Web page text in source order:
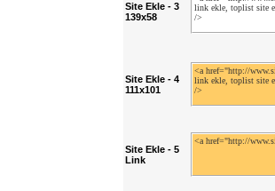
Site Ekle - 3
139x58
Site Ekle - 4
111x101
Site Ekle - 5
Link